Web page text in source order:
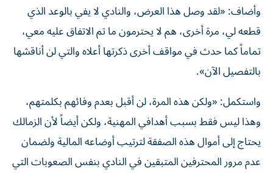
وأضاف: «لقد وصل هذا العرض، والنادي لا يفي بالوعد الذي
قطعه لي، مرة أخرى، هم لا يحترمون ما تم الاتفاق عليه معي،
تماماً كما حدث في مواقف أخرى ذكرتها أعلاه والتي لن أناقشها
بالتفصيل الآن».
واستكمل: «ولكن هذه المرة، لن أقبل بعدم وفائهم بكلمتهم،
وهذا ليس فقط بسبب أهدافي المهنية، ولكن أيضاً لأن الزمالك
يحتاج إلى أموال هذه الصفقة لترتيب أوضاعه المالية ولضمان
عدم مرور المحترفين المتبقين في النادي بنفس الصعوبات التي